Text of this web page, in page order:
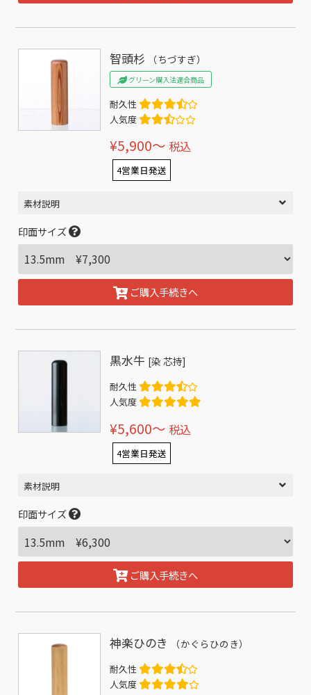
智頭杉 （ちづすぎ）
グリーン購入法適合商品
耐久性
人気度
¥5,900〜 税込
4営業日発送
素材説明
印面サイズ
ご購入手続きへ
黒水牛 [染 芯持]
耐久性
人気度
¥5,600〜 税込
4営業日発送
素材説明
印面サイズ
ご購入手続きへ
神楽ひのき （かぐらひのき）
耐久性
人気度